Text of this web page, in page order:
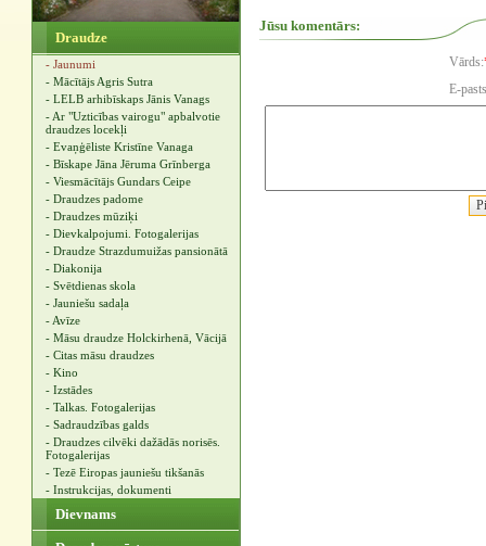
Draudze
- Jaunumi
- Mācītājs Agris Sutra
- LELB arhibīskaps Jānis Vanags
- Ar "Uzticības vairogu" apbalvotie
draudzes locekļi
- Evaņģēliste Kristīne Vanaga
- Bīskape Jāna Jēruma Grīnberga
- Viesmācītājs Gundars Ceipe
- Draudzes padome
- Draudzes mūziķi
- Dievkalpojumi. Fotogalerijas
- Draudze Strazdumuižas pansionātā
- Diakonija
- Svētdienas skola
- Jauniešu sadaļa
- Avīze
- Māsu draudze Holckirhenā, Vācijā
- Citas māsu draudzes
- Kino
- Izstādes
- Talkas. Fotogalerijas
- Sadraudzības galds
- Draudzes cilvēki dažādās norisēs.
Fotogalerijas
- Tezē Eiropas jauniešu tikšanās
- Instrukcijas, dokumenti
Dievnams
Jūsu komentārs:
Vārds:
E-